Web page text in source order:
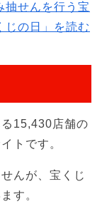
抽せんを行う宝
じの日」を読む
15,430店舗の
トです。
んが、宝くじ
す。